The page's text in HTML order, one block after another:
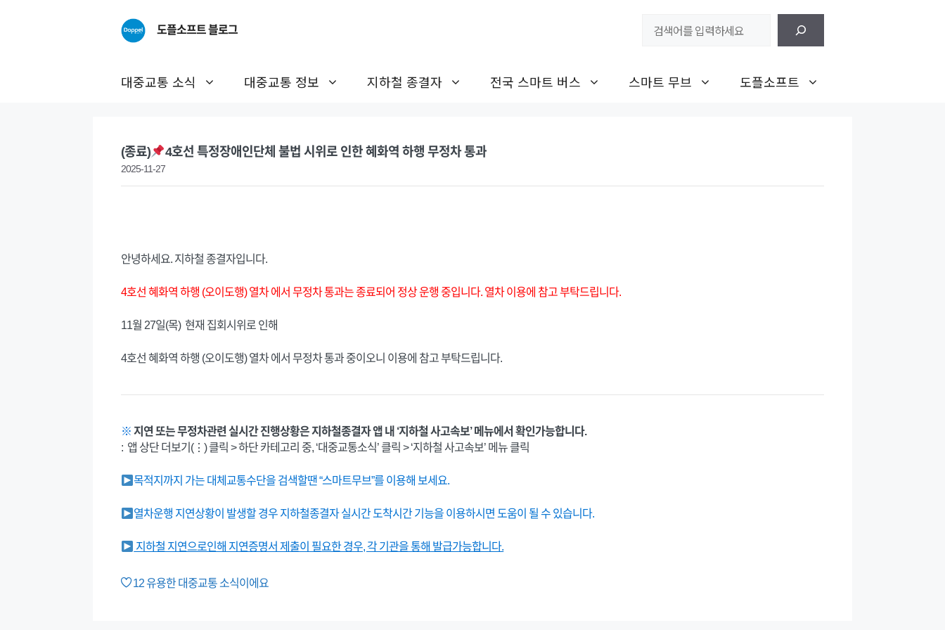
도플소프트 블로그
대중교통 소식 대중교통 정보 지하철 종결자 전국 스마트 버스 스마트 무브 도플소프트
(종료) 4호선 특정장애인단체 불법 시위로 인한 혜화역 하행 무정차 통과
2025-11-27
안녕하세요. 지하철 종결자입니다.
4호선 혜화역 하행 (오이도행) 열차 에서 무정차 통과는 종료되어 정상 운행 중입니다. 열차 이용에 참고 부탁드립니다.
11월 27일(목) 현재 집회시위로 인해
4호선 혜화역 하행 (오이도행) 열차 에서 무정차 통과 중이오니 이용에 참고 부탁드립니다.
※ 지연 또는 무정차관련 실시간 진행상황은 지하철종결자 앱 내 ‘지하철 사고속보’ 메뉴에서 확인가능합니다.
: 앱 상단 더보기(⋮) 클릭 > 하단 카테고리 중, ‘대중교통소식’ 클릭 > ‘지하철 사고속보’ 메뉴 클릭
목적지까지 가는 대체교통수단을 검색할땐 “스마트무브”를 이용해 보세요.
열차운행 지연상황이 발생할 경우 지하철종결자 실시간 도착시간 기능을 이용하시면 도움이 될 수 있습니다.
지하철 지연으로인해 지연증명서 제출이 필요한 경우, 각 기관을 통해 발급가능합니다.
12유용한 대중교통 소식이에요